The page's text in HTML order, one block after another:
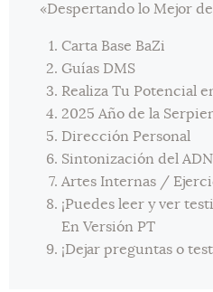
«Despertando lo Mejor
Carta Base BaZi
Guías DMS
Realiza Tu Potencial
2025 Año de la
Dirección Personal
Sintonización del
Artes Internas /
¡Puedes leer y ver
En Versión PT
¡Dejar preguntas o